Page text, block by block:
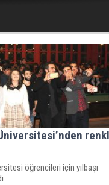
öğrencileri için yılbaşı